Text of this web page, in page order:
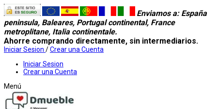
Enviamos a: España
peninsula, Baleares, Portugal continental, France
metroplitane, Italia continentale.
Ahorre comprando directamente, sin intermediarios.
Iniciar Sesion /Crear una Cuenta
Iniciar Sesion
Crear una Cuenta
Menú